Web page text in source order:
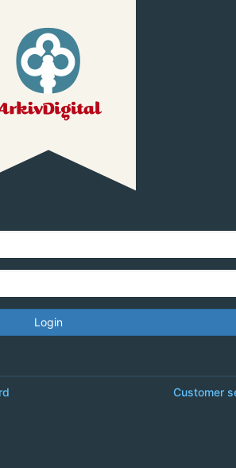
Login
Customer